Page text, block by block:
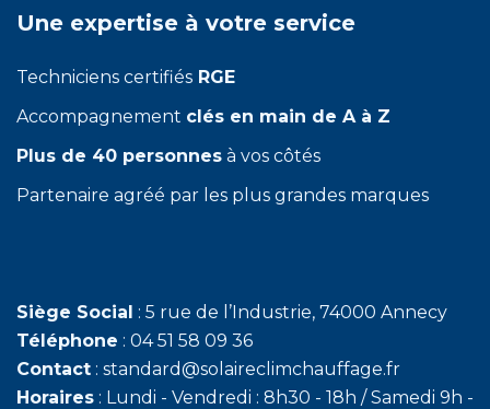
Une expertise à votre service
Techniciens certifiés RGE
Accompagnement clés en main de A à Z
Plus de 40 personnes à vos côtés
Partenaire agréé par les plus grandes marques
Siège Social : 5 rue de l’Industrie, 74000 Annecy
Téléphone : 04 51 58 09 36
Contact : standard@solaireclimchauffage.fr
Horaires : Lundi - Vendredi : 8h30 - 18h / Samedi 9h -